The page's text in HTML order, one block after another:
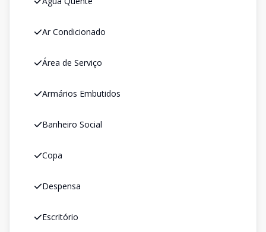
Ar Condicionado
Área de Serviço
Armários Embutidos
Banheiro Social
Copa
Despensa
Escritório